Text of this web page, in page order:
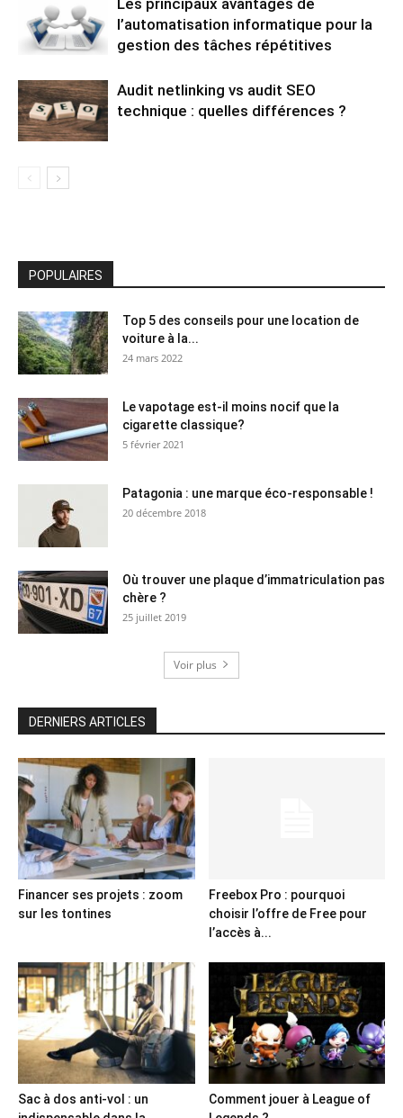
l’automatisation informatique pour la
gestion des tâches répétitives
Audit netlinking vs audit SEO
technique : quelles différences ?
POPULAIRES
Top 5 des conseils pour une location de
voiture à la...
24 mars 2022
Le vapotage est-il moins nocif que la
cigarette classique?
5 février 2021
Patagonia : une marque éco-responsable !
20 décembre 2018
Où trouver une plaque d’immatriculation pas
chère ?
25 juillet 2019
Voir plus
DERNIERS ARTICLES
Financer ses projets : zoom
sur les tontines
Freebox Pro : pourquoi
choisir l’offre de Free pour
l’accès à...
Sac à dos anti-vol : un
Comment jouer à League of